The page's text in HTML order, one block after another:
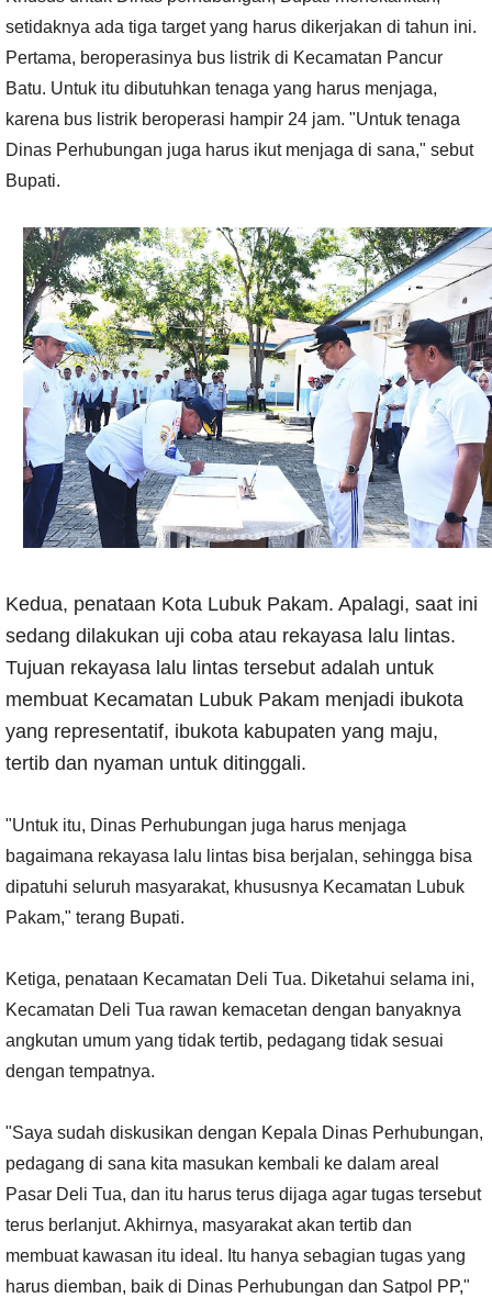
setidaknya ada tiga target yang harus dikerjakan di tahun ini.
Pertama, beroperasinya bus listrik di Kecamatan Pancur
Batu. Untuk itu dibutuhkan tenaga yang harus menjaga,
karena bus listrik beroperasi hampir 24 jam. "Untuk tenaga
Dinas Perhubungan juga harus ikut menjaga di sana," sebut
Bupati.
Kedua, penataan Kota Lubuk Pakam. Apalagi, saat ini
sedang dilakukan uji coba atau rekayasa lalu lintas.
Tujuan rekayasa lalu lintas tersebut adalah untuk
membuat Kecamatan Lubuk Pakam menjadi ibukota
yang representatif, ibukota kabupaten yang maju,
tertib dan nyaman untuk ditinggali.
"Untuk itu, Dinas Perhubungan juga harus menjaga
bagaimana rekayasa lalu lintas bisa berjalan, sehingga bisa
dipatuhi seluruh masyarakat, khususnya Kecamatan Lubuk
Pakam," terang Bupati.
Ketiga, penataan Kecamatan Deli Tua. Diketahui selama ini,
Kecamatan Deli Tua rawan kemacetan dengan banyaknya
angkutan umum yang tidak tertib, pedagang tidak sesuai
dengan tempatnya.
"Saya sudah diskusikan dengan Kepala Dinas Perhubungan,
pedagang di sana kita masukan kembali ke dalam areal
Pasar Deli Tua, dan itu harus terus dijaga agar tugas tersebut
terus berlanjut. Akhirnya, masyarakat akan tertib dan
membuat kawasan itu ideal. Itu hanya sebagian tugas yang
harus diemban, baik di Dinas Perhubungan dan Satpol PP,"